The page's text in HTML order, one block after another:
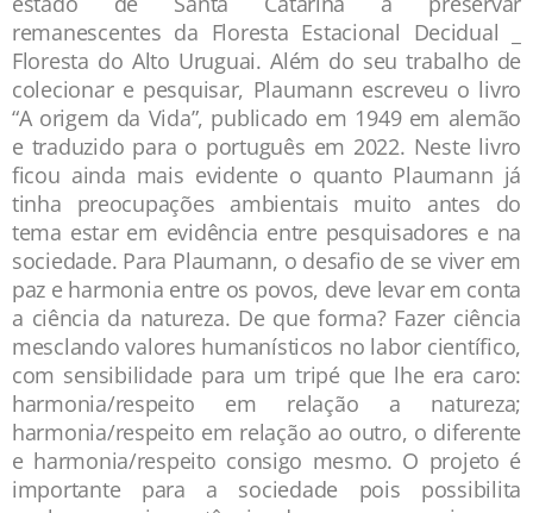
remanescentes da Floresta Estacional Decidual _
Floresta do Alto Uruguai. Além do seu trabalho de
colecionar e pesquisar, Plaumann escreveu o livro
“A origem da Vida”, publicado em 1949 em alemão
e traduzido para o português em 2022. Neste livro
ficou ainda mais evidente o quanto Plaumann já
tinha preocupações ambientais muito antes do
tema estar em evidência entre pesquisadores e na
sociedade. Para Plaumann, o desafio de se viver em
paz e harmonia entre os povos, deve levar em conta
a ciência da natureza. De que forma? Fazer ciência
mesclando valores humanísticos no labor científico,
com sensibilidade para um tripé que lhe era caro:
harmonia/respeito em relação a natureza;
harmonia/respeito em relação ao outro, o diferente
e harmonia/respeito consigo mesmo. O projeto é
importante para a sociedade pois possibilita